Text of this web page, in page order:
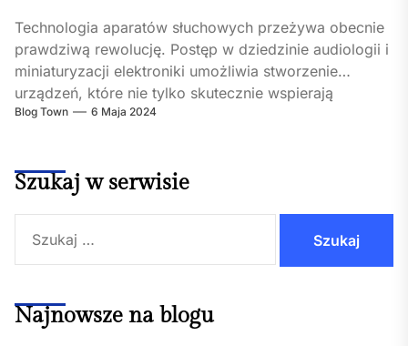
Technologia aparatów słuchowych przeżywa obecnie
prawdziwą rewolucję. Postęp w dziedzinie audiologii i
miniaturyzacji elektroniki umożliwia stworzenie
urządzeń, które nie tylko skutecznie wspierają
słyszenie, ale są...
Blog Town 6 Maja 2024
Szukaj w serwisie
Najnowsze na blogu